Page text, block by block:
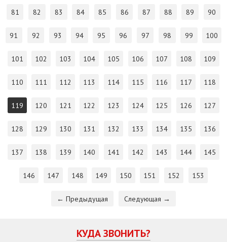
81 82 83 84 85 86 87 88 89 90
91 92 93 94 95 96 97 98 99 100
101 102 103 104 105 106 107 108 109
110 111 112 113 114 115 116 117 118
119 120 121 122 123 124 125 126 127
128 129 130 131 132 133 134 135 136
137 138 139 140 141 142 143 144 145
146 147 148 149 150 151 152 153
← Предыдущая Следующая →
КУДА ЗВОНИТЬ?